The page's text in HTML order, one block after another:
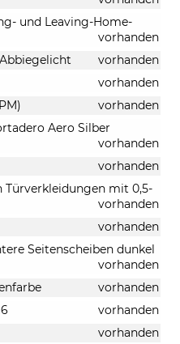
und Leaving-Home-
vorhanden
vorhanden
vorhanden
vorhanden
Aero Silber
vorhanden
vorhanden
Türverkleidungen mit 0,5-
vorhanden
vorhanden
Seitenscheiben dunkel
vorhanden
vorhanden
vorhanden
vorhanden